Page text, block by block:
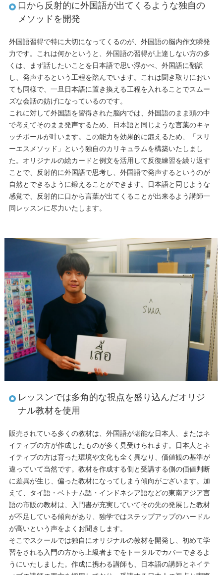
口から反射的に外国語が出てくるような独自の
メソッドを開発
外国語習得で特に大切になってくるのが、外国語の脳内作文瞬発
力です。これは何かというと、外国語の習得が上達しない方の多
くは、まず話したいことを日本語で思い浮かべ、外国語に翻訳
し、発声するという工程を踏んでいます。これは聞き取りにおい
ても同様で、一旦日本語に置き換える工程を入れることでスムー
ズな会話の妨げになっているのです。
これに対して外国語を習得された脳内では、外国語のまま頭の中
で考えてそのまま発声するため、日本語と同じような言葉のキャ
ッチボールが叶います。この能力を効果的に鍛えるため、「スリ
ーエスメソッド」という独自のカリキュラムを構築いたしまし
た。オリジナルの絵カードと例文を活用して反復練習を繰り返す
ことで、反射的に外国語で思考し、外国語で発声するというのが
自然とできるように鍛えることができます。日本語と同じような
感覚で、反射的に口から言葉が出てくることが出来るよう講師一
同レッスンに尽力いたします。
レッスンでは多角的な視点を盛り込んだオリジ
ナル教材を使用
販売されている多くの教材は、外国語が堪能な日本人、またはネ
イティブの方が作成したものが多く見受けられます。日本人とネ
イティブの方は育った環境や文化も全く異なり、価値観の基準が
違っていて当然です。教材を作成する側と受講する側の価値判断
に差異が生じ、偏った教材になってしまう傾向がございます。加
えて、タイ語・ベトナム語・インドネシア語などの東南アジア言
語の市販の教材は、入門書が充実していてその先の発展した教材
が不足している傾向があり、独学ではステップアップのハードル
が高いという声をよくお聞きします。
そこでスクールでは独自にオリジナルの教材を開発し、初めて学
習をされる入門の方から上級者までをトータルでカバーできるよ
うにいたしました。作成に携わる講師も、日本語の講師とネイテ